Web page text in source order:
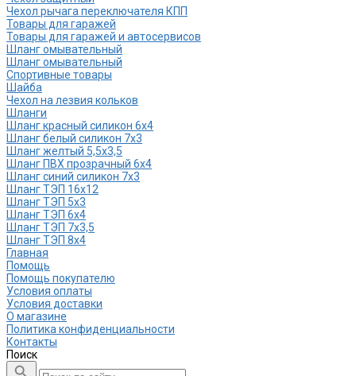
Чехол рычага переключателя КПП
Товары для гаражей
Товары для гаражей и автосервисов
Шланг омывательный
Шланг омывательный
Спортивные товары
Шайба
Чехол на лезвия кольков
Шланги
Шланг красный силикон 6х4
Шланг белый силикон 7х3
Шланг желтый 5,5х3,5
Шланг ПВХ прозрачный 6х4
Шланг синий силикон 7х3
Шланг ТЭП 16х12
Шланг ТЭП 5х3
Шланг ТЭП 6х4
Шланг ТЭП 7х3,5
Шланг ТЭП 8х4
Главная
Помощь
Помощь покупателю
Условия оплаты
Условия доставки
О магазине
Политика конфиденциальности
Контакты
Поиск